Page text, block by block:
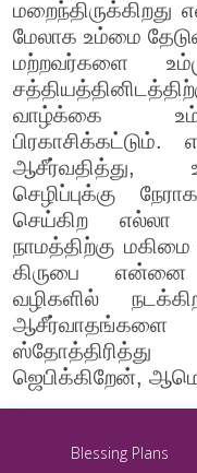
மறைந்திருக்கிறது
மேலாக உம்மை
மற்றவர்களை
வாழ்க்கை
ஆசீர்வதித்து,
செழிப்புக்கு
செய்கிற எல்லா
நாமத்திற்கு
கிருபை என்னை
வழிகளில்
ஜெபிக்கிறேன்,
Blessing Plans